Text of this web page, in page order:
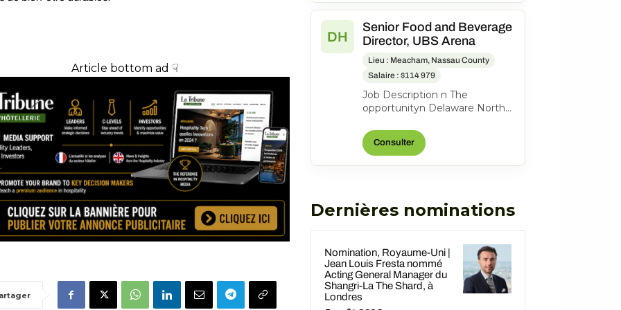
Article bottom ad ☟
DH
Senior Food and Beverage
Director, UBS Arena
Lieu : Meacham, Nassau County
Salaire : $114 979
Job Description n The
opportunityn Delaware North
Senior Food and Beverage
Director t...
Consulter
Dernières nominations
Nomination, Royaume-Uni |
Jean Louis Fresta nommé
Acting General Manager du
Shangri-La The Shard, à
Londres